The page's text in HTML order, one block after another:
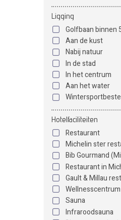
Ligging
Golfbaan binnen
Aan de kust
Nabij natuur
In de stad
In het centrum
Aan het water
Hotelfaciliteiten
Restaurant
Michelin ster
Bib Gourmand
Restaurant in
Gault & Millau
Wellnesscentrum
Sauna
Infraroodsauna